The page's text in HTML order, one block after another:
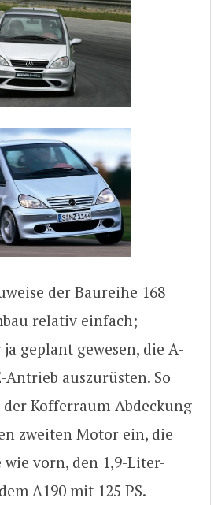
der Baureihe 168
relativ einfach;
geplant gewesen, die A-
Antrieb auszurüsten. So
Kofferraum-Abdeckung
zweiten Motor ein, die
vorn, den 1,9-Liter-
A190 mit 125 PS.